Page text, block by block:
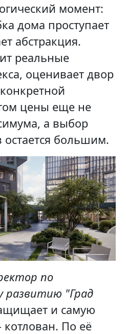
момент:
дома проступает
абстракция.
реальные
оценивает двор
цены еще не
а выбор
большим.
по
развитию "Град
и самую
По её